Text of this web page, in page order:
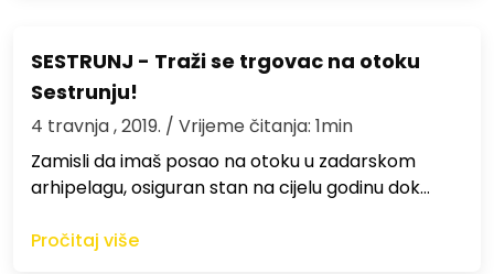
SESTRUNJ - Traži se trgovac na otoku
Sestrunju!
4 travnja , 2019. / Vrijeme čitanja: 1min
Zamisli da imaš posao na otoku u zadarskom
arhipelagu, osiguran stan na cijelu godinu dok…
Pročitaj više